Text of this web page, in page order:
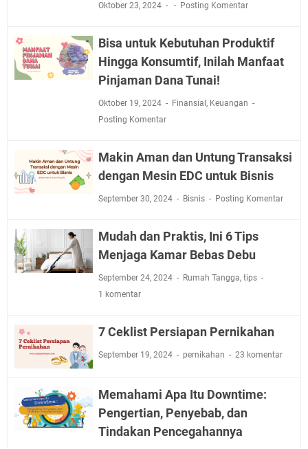
Oktober 23, 2024 Posting Komentar
Bisa untuk Kebutuhan Produktif
Hingga Konsumtif, Inilah Manfaat
Pinjaman Dana Tunai!
Oktober 19, 2024 Finansial , Keuangan
Posting Komentar
Makin Aman dan Untung Transaksi
dengan Mesin EDC untuk Bisnis
September 30, 2024 Bisnis Posting Komentar
Mudah dan Praktis, Ini 6 Tips
Menjaga Kamar Bebas Debu
September 24, 2024 Rumah Tangga, tips
1 komentar
7 Ceklist Persiapan Pernikahan
September 19, 2024 pernikahan 23 komentar
Memahami Apa Itu Downtime:
Pengertian, Penyebab, dan
Tindakan Pencegahannya